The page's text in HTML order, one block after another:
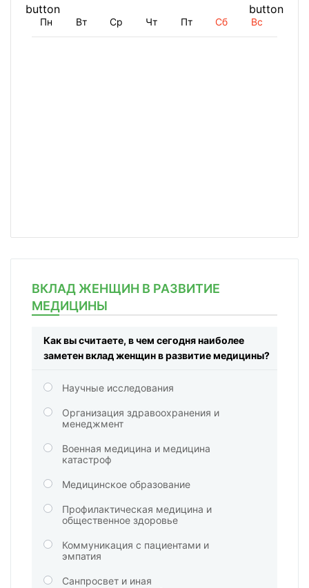
Пн Вт Ср Чт Пт Сб Вс
ВКЛАД ЖЕНЩИН В РАЗВИТИЕ
МЕДИЦИНЫ
Как вы считаете, в чем сегодня наиболее
заметен вклад женщин в развитие медицины?
Научные исследования
Организация здравоохранения и
менеджмент
Военная медицина и медицина
катастроф
Медицинское образование
Профилактическая медицина и
общественное здоровье
Коммуникация с пациентами и
эмпатия
Санпросвет и иная